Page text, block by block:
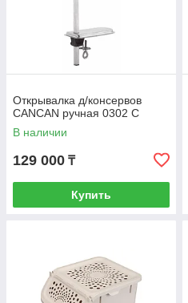
Открывалка д/консервов
CANCAN ручная 0302 С
В наличии
129 000 ₸
Купить